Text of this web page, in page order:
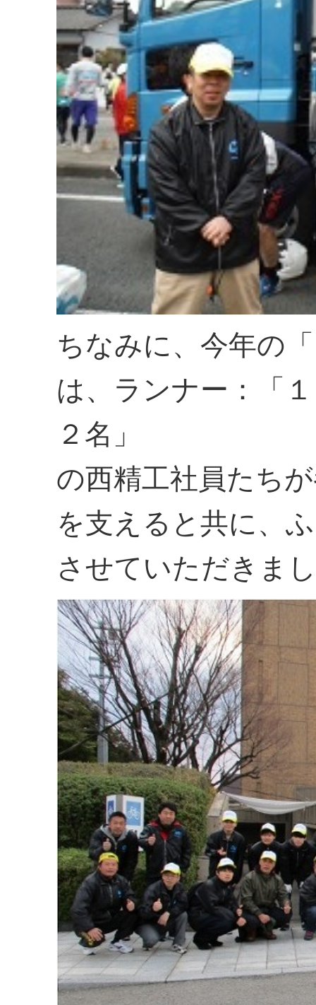
ちなみに、今年の
は、ランナー：「
２名」
の西精工社員たち
を支えると共に、
させていただきま